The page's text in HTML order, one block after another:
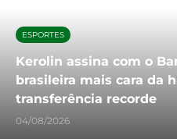
ESPORTES
Kerolin assina com o
brasileira mais cara da
transferência recorde
04/08/2026